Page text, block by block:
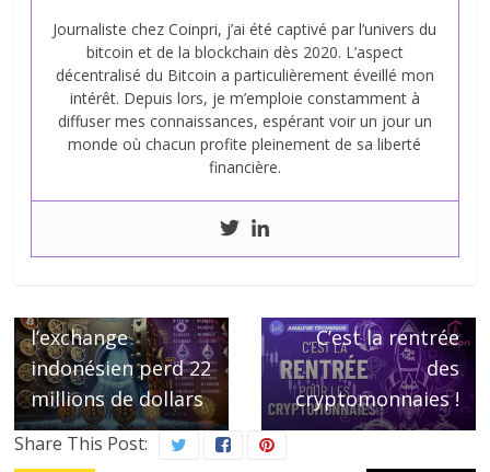
Journaliste chez Coinpri, j’ai été captivé par l’univers du
bitcoin et de la blockchain dès 2020. L’aspect
décentralisé du Bitcoin a particulièrement éveillé mon
intérêt. Depuis lors, je m’emploie constamment à
diffuser mes connaissances, espérant voir un jour un
monde où chacun profite pleinement de sa liberté
financière.
l’exchange
indonésien perd 22
millions de dollars
C’est la rentrée
des
cryptomonnaies !
Share This Post: